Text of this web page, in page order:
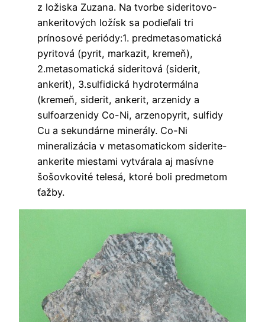
z ložiska Zuzana. Na tvorbe sideritovo-
ankeritových ložísk sa podieľali tri
prínosové periódy:1. predmetasomatická
pyritová (pyrit, markazit, kremeň),
2.metasomatická sideritová (siderit,
ankerit), 3.sulfidická hydrotermálna
(kremeň, siderit, ankerit, arzenidy a
sulfoarzenidy Co-Ni, arzenopyrit, sulfidy
Cu a sekundárne minerály. Co-Ni
mineralizácia v metasomatickom siderite-
ankerite miestami vytvárala aj masívne
šošovkovité telesá, ktoré boli predmetom
ťažby.